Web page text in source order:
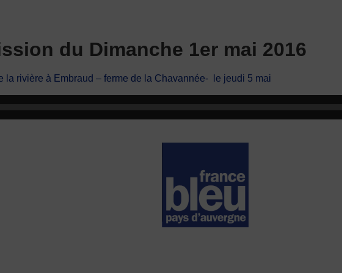
du Dimanche 1er mai 2016
la rivière à Embraud – ferme de la Chavannée- le jeudi 5 mai